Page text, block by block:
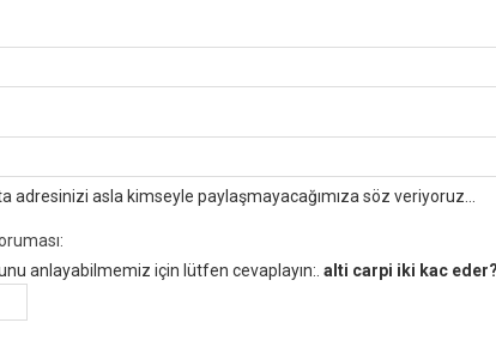
adresinizi asla kimseyle paylaşmayacağımıza söz veriyoruz...
anlayabilmemiz için lütfen cevaplayın:. alti carpi iki kac eder?